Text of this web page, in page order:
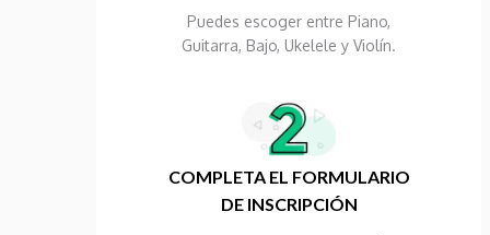
Puedes escoger entre Piano,
Guitarra, Bajo, Ukelele y Violín.
COMPLETA EL FORMULARIO
DE INSCRIPCIÓN